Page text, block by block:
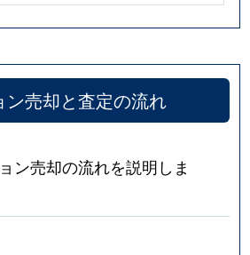
ン売却と査定の流れ
ン売却の流れを説明しま